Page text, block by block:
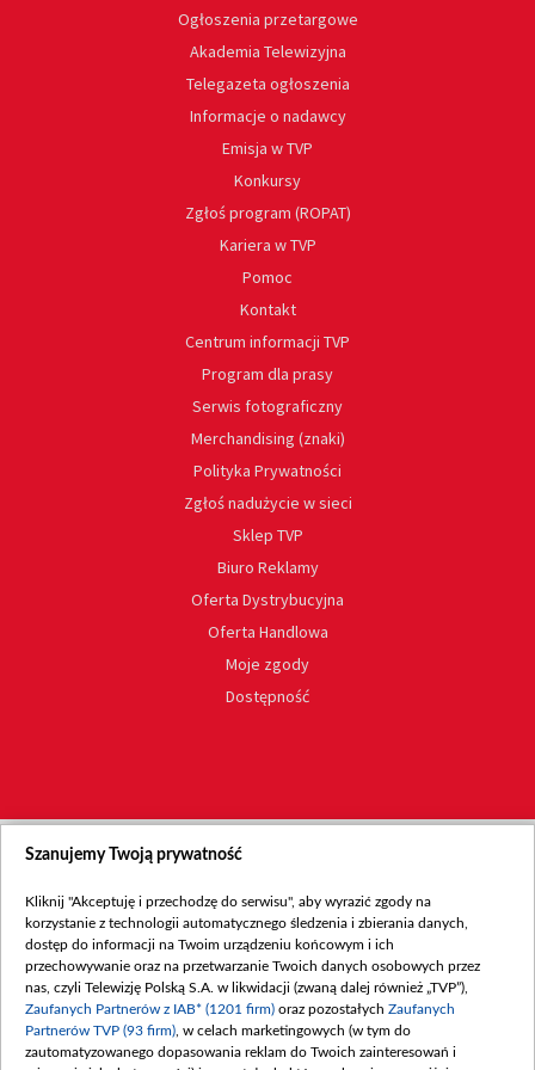
Ogłoszenia przetargowe
Akademia Telewizyjna
Telegazeta ogłoszenia
Informacje o nadawcy
Emisja w TVP
Konkursy
Zgłoś program (ROPAT)
Kariera w TVP
Pomoc
Kontakt
Centrum informacji TVP
Program dla prasy
Serwis fotograficzny
Merchandising (znaki)
Polityka Prywatności
Zgłoś nadużycie w sieci
Sklep TVP
Biuro Reklamy
Oferta Dystrybucyjna
Oferta Handlowa
Moje zgody
Dostępność
Szanujemy Twoją prywatność
Kliknij "Akceptuję i przechodzę do serwisu", aby wyrazić zgody na
korzystanie z technologii automatycznego śledzenia i zbierania danych,
dostęp do informacji na Twoim urządzeniu końcowym i ich
przechowywanie oraz na przetwarzanie Twoich danych osobowych przez
nas, czyli Telewizję Polską S.A. w likwidacji (zwaną dalej również „TVP”),
Zaufanych Partnerów z IAB* (1201 firm) oraz pozostałych Zaufanych
Partnerów TVP (93 firm) , w celach marketingowych (w tym do
zautomatyzowanego dopasowania reklam do Twoich zainteresowań i